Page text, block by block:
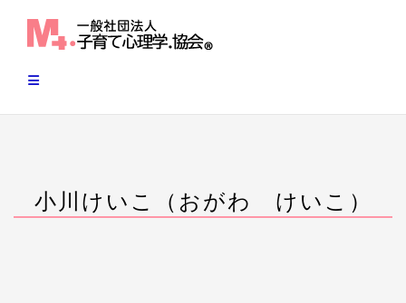
小川けいこ（おがわ けいこ）